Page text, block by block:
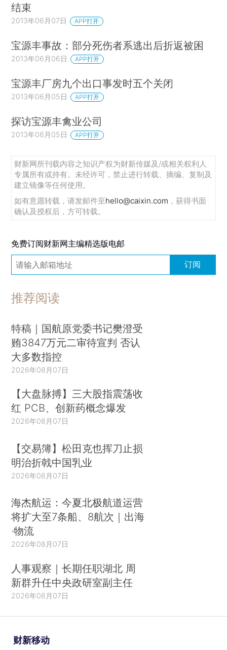
结束
2013年06月07日 APP打开
宝源丰事故：部分死伤者系逃出后折返被困
2013年06月06日 APP打开
宝源丰厂房九个出口事发时五个关闭
2013年06月05日 APP打开
探访宝源丰禽业公司
2013年06月05日 APP打开
财新网所刊载内容之知识产权为财新传媒及/或相关权利人
专属所有或持有。未经许可，禁止进行转载、摘编、复制及
建立镜像等任何使用。
如有意愿转载，请发邮件至hello@caixin.com ，获得书面
确认及授权后，方可转载。
免费订阅财新网主编精选版电邮
订阅
推荐阅读
特稿｜国航原党委书记樊澄受
贿3847万元二审待宣判 否认
大多数指控
2026年08月07日
【大盘脉搏】三大股指震荡收
红 PCB、创新药概念爆发
2026年08月07日
【交易簿】松田克也挥刀止损
明治折戟中国乳业
2026年08月07日
海杰航运：今夏北极航道运营
将扩大至7条船、8航次｜出海
·物流
2026年08月07日
人事观察｜长期任职湖北 周
新群升任中央政研室副主任
2026年08月07日
财新移动